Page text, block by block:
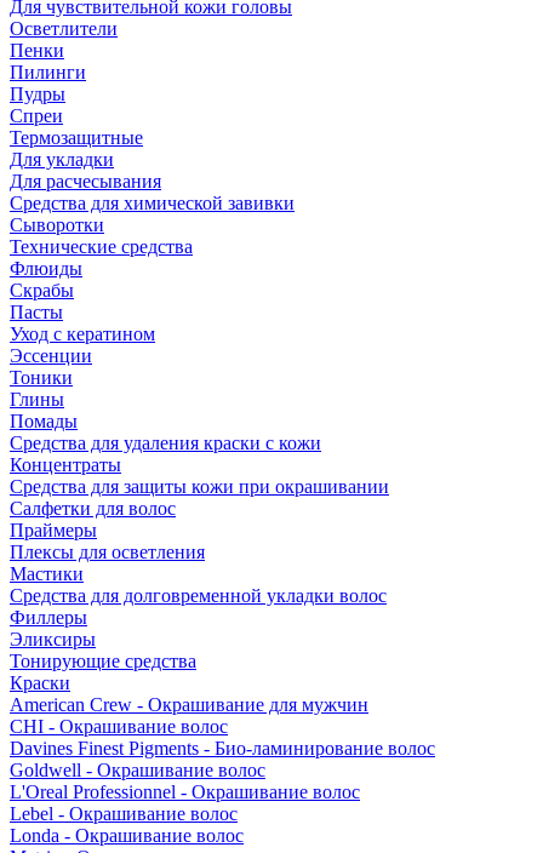
Для чувствительной кожи головы
Осветлители
Пенки
Пилинги
Пудры
Спреи
Термозащитные
Для укладки
Для расчесывания
Средства для химической завивки
Сыворотки
Технические средства
Флюиды
Скрабы
Пасты
Уход с кератином
Эссенции
Тоники
Глины
Помады
Средства для удаления краски с кожи
Концентраты
Средства для защиты кожи при окрашивании
Салфетки для волос
Праймеры
Плексы для осветления
Мастики
Средства для долговременной укладки волос
Филлеры
Эликсиры
Тонирующие средства
Краски
American Crew - Окрашивание для мужчин
CHI - Окрашивание волос
Davines Finest Pigments - Био-ламинирование волос
Goldwell - Окрашивание волос
L'Oreal Professionnel - Окрашивание волос
Lebel - Окрашивание волос
Londa - Окрашивание волос